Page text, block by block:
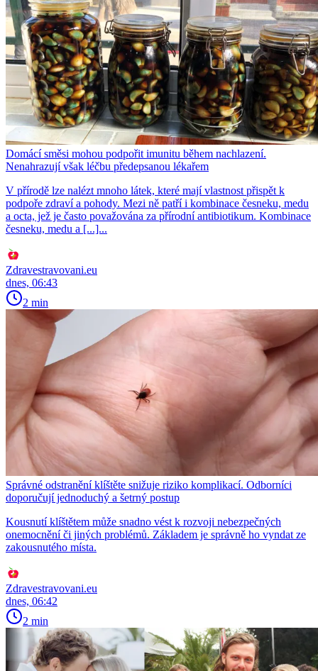
Domácí směsi mohou podpořit imunitu během nachlazení.
Nenahrazují však léčbu předepsanou lékařem
V přírodě lze nalézt mnoho látek, které mají vlastnost přispět k
podpoře zdraví a pohody. Mezi ně patří i kombinace česneku, medu
a octa, jež je často považována za přírodní antibiotikum. Kombinace
česneku, medu a [...]...
Zdravestravovani.eu
dnes, 06:43
2 min
Správné odstranění klíštěte snižuje riziko komplikací. Odborníci
doporučují jednoduchý a šetrný postup
Kousnutí klíštětem může snadno vést k rozvoji nebezpečných
onemocnění či jiných problémů. Základem je správně ho vyndat ze
zakousnutého místa.
Zdravestravovani.eu
dnes, 06:42
2 min